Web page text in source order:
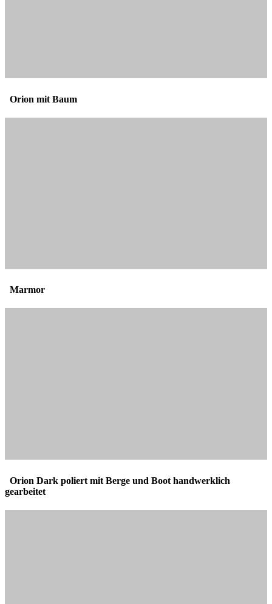
Orion mit Baum
Marmor
Orion Dark poliert mit Berge und Boot handwerklich
gearbeitet